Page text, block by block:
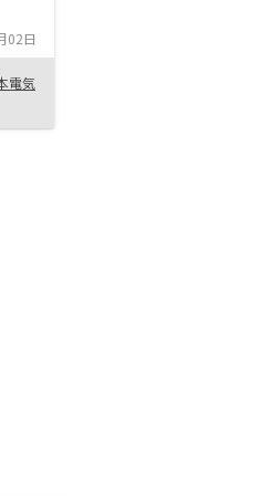
わ
で
を
合
ュ
02日
電気